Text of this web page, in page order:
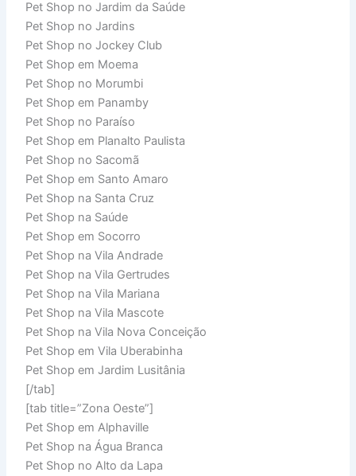
Pet Shop no Jardim da Saúde
Pet Shop no Jardins
Pet Shop no Jockey Club
Pet Shop em Moema
Pet Shop no Morumbi
Pet Shop em Panamby
Pet Shop no Paraíso
Pet Shop em Planalto Paulista
Pet Shop no Sacomã
Pet Shop em Santo Amaro
Pet Shop na Santa Cruz
Pet Shop na Saúde
Pet Shop em Socorro
Pet Shop na Vila Andrade
Pet Shop na Vila Gertrudes
Pet Shop na Vila Mariana
Pet Shop na Vila Mascote
Pet Shop na Vila Nova Conceição
Pet Shop em Vila Uberabinha
Pet Shop em Jardim Lusitânia
[/tab]
[tab title=”Zona Oeste”]
Pet Shop em Alphaville
Pet Shop na Água Branca
Pet Shop no Alto da Lapa